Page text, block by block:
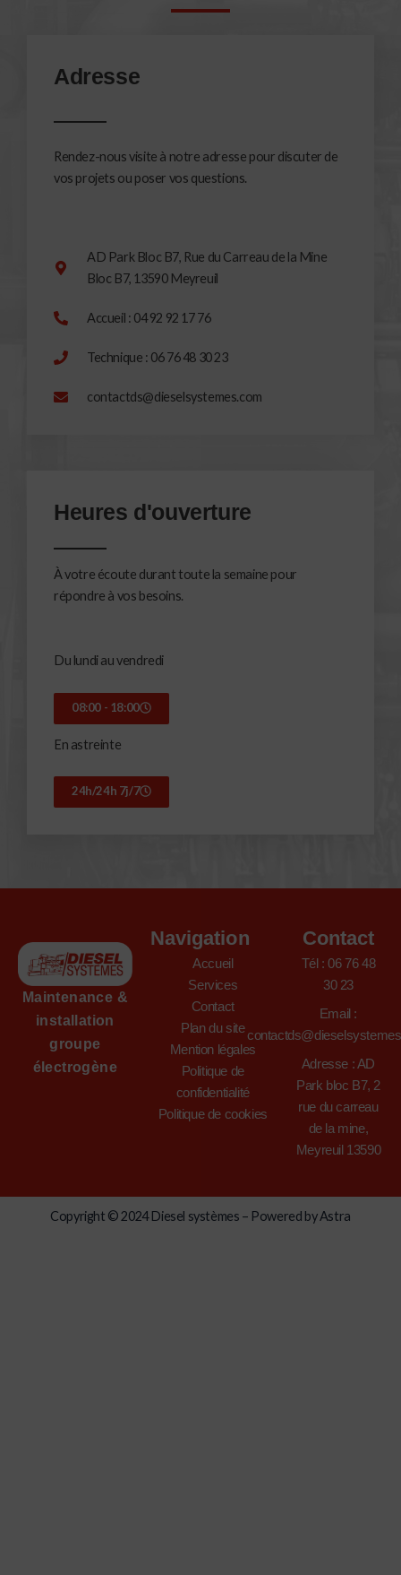
Adresse
Rendez-nous visite à notre adresse pour discuter de
vos projets ou poser vos questions.
AD Park Bloc B7, Rue du Carreau de la Mine
Bloc B7, 13590 Meyreuil
Accueil : 04 92 92 17 76
Technique : 06 76 48 30 23
contactds@dieselsystemes.com
Heures d'ouverture
À votre écoute durant toute la semaine pour
répondre à vos besoins.
Du lundi au vendredi
08:00 - 18:00
En astreinte
24h/24h 7j/7
Maintenance &
installation
groupe
électrogène
Navigation
Accueil
Services
Contact
Plan du site
Mention légales
Politique de
confidentialité
Politique de cookies
Contact
Tél : 06 76 48
30 23
Email :
Adresse : AD
Park bloc B7, 2
rue du carreau
de la mine,
Meyreuil 13590
Copyright © 2024 Diesel systèmes – Powered by Astra